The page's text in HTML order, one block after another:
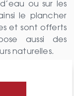
ou sur les
le plancher
et sont offerts
aussi des
naturelles.